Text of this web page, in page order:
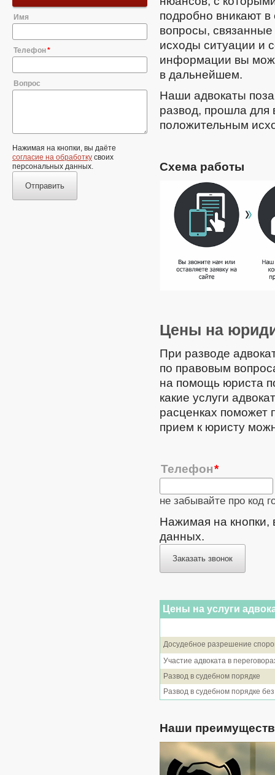
Имя
Телефон
Вопрос
Нажимая на кнопки, вы даёте
согласие на обработку своих
персональных данных.
Отправить
подробно вникают
вопросы,
исходы ситуации и
информации вы
в дальнейшем.
Наши адвокаты
развод, прошла для
положительным
Схема работы
Цены на
При разводе
по правовым
на помощь юриста
какие услуги
расценках поможет
прием к юристу
Телефон
не забывайте про код
Нажимая на
данных.
Заказать звонок
Цены на услуги
Досудебное разрешение
Участие адвоката в
Развод в судебном порядке
Развод в судебном порядке
Наши